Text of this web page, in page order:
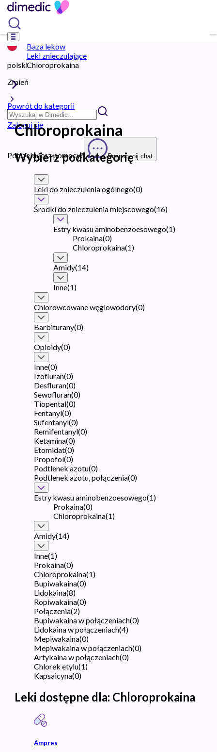
polski
Zmień
Zaloguj się
Potrzebujesz pomocy? Rozpocznij chat
Baza lekow
Leki znieczulające
Chloroprokaina
Powrót do kategorii
Chloroprokaina
Wybierz podkategorię
Leki do znieczulenia ogólnego(0)
Środki do znieczulenia miejscowego(16)
Estry kwasu aminobenzoesowego(1)
Prokaina(0)
Chloroprokaina(1)
Amidy(14)
Inne(1)
Chlorowcowane węglowodory(0)
Barbiturany(0)
Opioidy(0)
Inne(0)
Izofluran(0)
Desfluran(0)
Sewofluran(0)
Tiopental(0)
Fentanyl(0)
Sufentanyl(0)
Remifentanyl(0)
Ketamina(0)
Etomidat(0)
Propofol(0)
Podtlenek azotu(0)
Podtlenek azotu, połączenia(0)
Estry kwasu aminobenzoesowego(1)
Prokaina(0)
Chloroprokaina(1)
Amidy(14)
Inne(1)
Prokaina(0)
Chloroprokaina(1)
Bupiwakaina(0)
Lidokaina(8)
Ropiwakaina(0)
Połączenia(2)
Bupiwakaina w połączeniach(0)
Lidokaina w połączeniach(4)
Mepiwakaina(0)
Mepiwakaina w połączeniach(0)
Artykaina w połączeniach(0)
Chlorek etylu(1)
Kapsaicyna(0)
Leki dostępne dla: Chloroprokaina
Ampres